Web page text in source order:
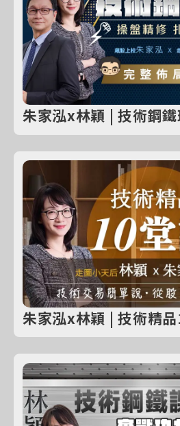
朱家泓x林穎 | 技術鋼
朱家泓x林穎 | 技術精